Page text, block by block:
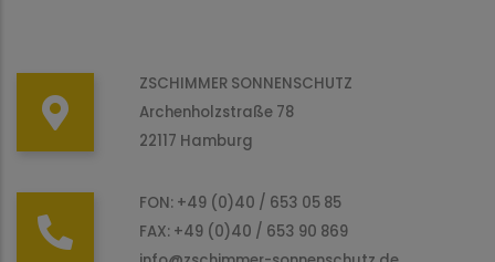
ZSCHIMMER SONNENSCHUTZ
Archenholzstraße 78
22117 Hamburg
FON: +49 (0)40 / 653 05 85
FAX: +49 (0)40 / 653 90 869